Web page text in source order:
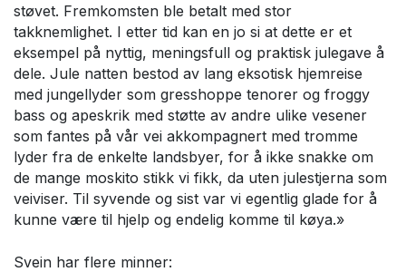
støvet. Fremkomsten ble betalt med stor
takknemlighet. I etter tid kan en jo si at dette er et
eksempel på nyttig, meningsfull og praktisk julegave å
dele. Jule natten bestod av lang eksotisk hjemreise
med jungellyder som gresshoppe tenorer og froggy
bass og apeskrik med støtte av andre ulike vesener
som fantes på vår vei akkompagnert med tromme
lyder fra de enkelte landsbyer, for å ikke snakke om
de mange moskito stikk vi fikk, da uten julestjerna som
veiviser. Til syvende og sist var vi egentlig glade for å
kunne være til hjelp og endelig komme til køya.»
Svein har flere minner: